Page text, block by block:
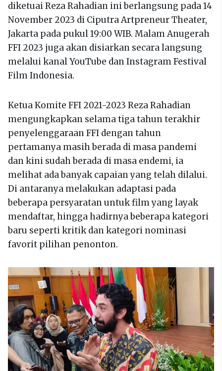
diketuai Reza Rahadian ini berlangsung pada 14
November 2023 di Ciputra Artpreneur Theater,
Jakarta pada pukul 19:00 WIB. Malam Anugerah
FFI 2023 juga akan disiarkan secara langsung
melalui kanal YouTube dan Instagram Festival
Film Indonesia.
Ketua Komite FFI 2021-2023 Reza Rahadian
mengungkapkan selama tiga tahun terakhir
penyelenggaraan FFI dengan tahun
pertamanya masih berada di masa pandemi
dan kini sudah berada di masa endemi, ia
melihat ada banyak capaian yang telah dilalui.
Di antaranya melakukan adaptasi pada
beberapa persyaratan untuk film yang layak
mendaftar, hingga hadirnya beberapa kategori
baru seperti kritik dan kategori nominasi
favorit pilihan penonton.